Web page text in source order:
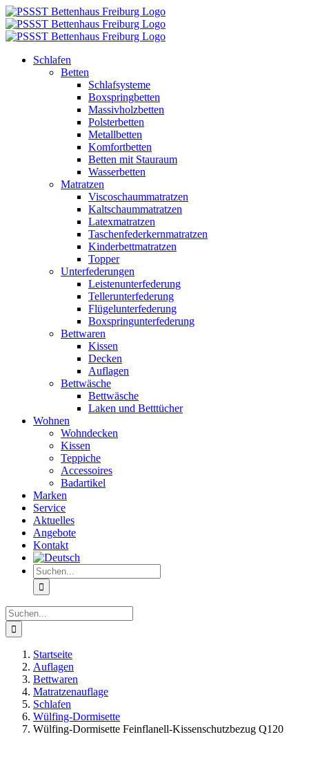
Zum
Inhalt
springen
Schlafen
Betten
Schlafsysteme
Boxspringbetten
Massivholzbetten
Polsterbetten
Metallbetten
Komfortbetten
Betten mit Stauraum
Wasserbetten
Matratzen
Viscoschaummatratzen
Kaltschaummatratzen
Latexmatratzen
Taschenfederkernmatratzen
Kinderbettmatratzen
Topper
Unterfederungen
Leistenunterfederung
Tellerunterfederung
Flügelunterfederung
Boxspringunterfederung
Bettwaren
Kissen
Decken
Auflagen
Bettwäsche
Bettwäsche
Laken und Betttücher
Wohnen
Wohndecken
Kissen
Teppiche
Accessoires
Badartikel
Marken
Service
Aktuelles
Angebote
Kontakt
Suche
nach:
Suche
nach:
Startseite
Auflagen
Bettwaren
Matratzenauflage
Schlafen
Wülfing-Dormisette
Wülfing-Dormisette Feinflanell-Kissenschutzbezug Q120